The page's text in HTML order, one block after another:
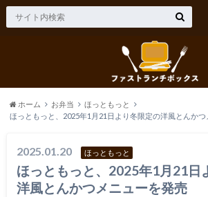
ホーム お弁当
ほっともっと
ほっともっと、2025年1月21日より冬限定の洋風とんか
2025.01.20 ほっともっと
ほっともっと、2025年1月21日
洋風とんかつメニューを発売